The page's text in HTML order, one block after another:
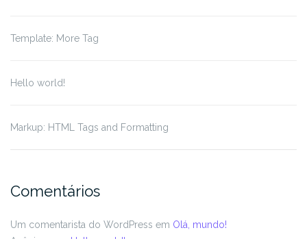
Template: More Tag
Hello world!
Markup: HTML Tags and Formatting
Comentários
Um comentarista do WordPress em Olá, mundo!